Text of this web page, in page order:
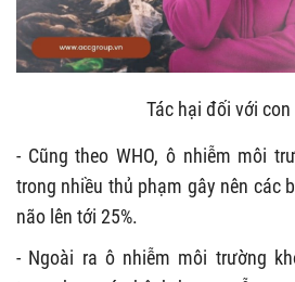
Tác hại đối với
- Cũng theo WHO, ô nhiễm môi
trong nhiều thủ phạm gây nên các
não lên tới 25%.
- Ngoài ra ô nhiễm môi trường